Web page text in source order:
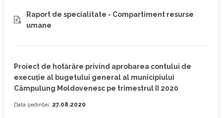
Raport de specialitate - Compartiment resurse
umane
Proiect de hotărâre privind aprobarea contului de
execuţie al bugetului general al municipiului
Câmpulung Moldovenesc pe trimestrul II 2020
Data ședinței: 27.08.2020